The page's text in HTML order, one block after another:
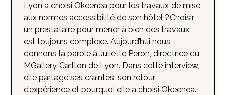
Lyon a choisi Okeenea pour les travaux de mise
aux normes accessibilité de son hôtel ?Choisir
un prestataire pour mener à bien des travaux
est toujours complexe. Aujourd’hui nous
donnons la parole à Juliette Peron, directrice du
MGallery Carlton de Lyon. Dans cette interview,
elle partage ses craintes, son retour
d’expérience et pourquoi elle a choisi Okeenea.